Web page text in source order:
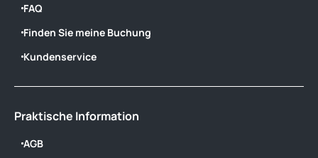
FAQ
Finden Sie meine Buchung
Kundenservice
Praktische Information
AGB